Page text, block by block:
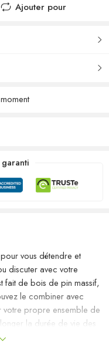
Ajouter pour
vous détendre et
discuter avec votre
fait de bois de pin massif,
le combiner avec
votre propre ensemble de
la durée de vie des
de les protéger avec